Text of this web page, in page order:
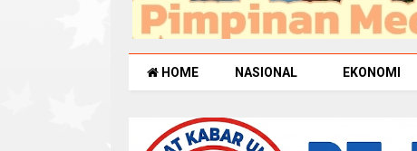
HOME NASIONAL EKONOMI